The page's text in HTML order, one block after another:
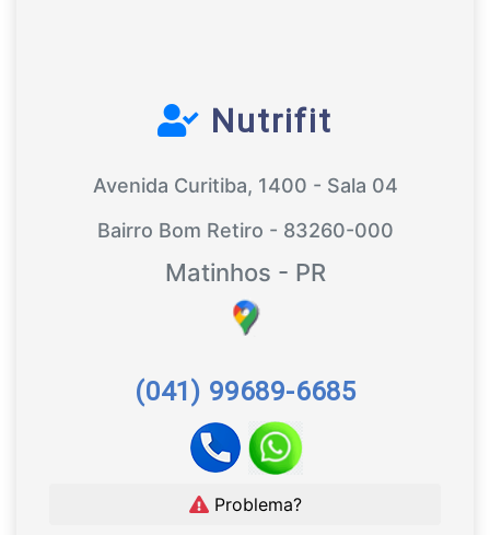
Nutrifit
Avenida Curitiba, 1400 - Sala 04
Bairro Bom Retiro - 83260-000
Matinhos - PR
(041) 99689-6685
Problema?